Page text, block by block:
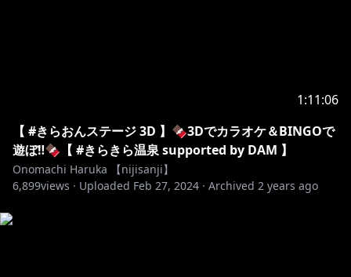
1:11:06
【 #きらおんステージ 3D 】🍫3Dでカラオケ＆BINGOで
遊ぼ‼🍫【 #きらきら温泉 supported by DAM 】
Onomachi Haruka 【nijisanji】
6,899views · Uploaded Feb 27, 2024 · Archived 2 years ago